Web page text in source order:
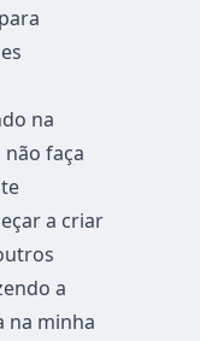
na
faça
a criar
a
na minha